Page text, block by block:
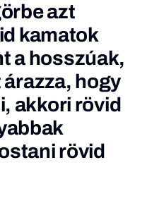
azt
kamatok
a hosszúak,
árazza, hogy
akkori rövid
rövid